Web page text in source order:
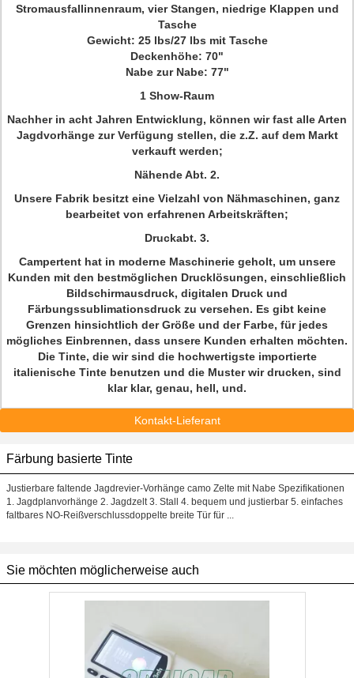
Stromausfallinnenraum, vier Stangen, niedrige Klappen und
Tasche
Gewicht: 25 lbs/27 lbs mit Tasche
Deckenhöhe: 70"
Nabe zur Nabe: 77"
1 Show-Raum
Nachher in acht Jahren Entwicklung, können wir fast alle Arten
Jagdvorhänge zur Verfügung stellen, die z.Z. auf dem Markt
verkauft werden;
Nähende Abt. 2.
Unsere Fabrik besitzt eine Vielzahl von Nähmaschinen, ganz
bearbeitet von erfahrenen Arbeitskräften;
Druckabt. 3.
Campertent hat in moderne Maschinerie geholt, um unsere
Kunden mit den bestmöglichen Drucklösungen, einschließlich
Bildschirmausdruck, digitalen Druck und
Färbungssublimationsdruck zu versehen. Es gibt keine
Grenzen hinsichtlich der Größe und der Farbe, für jedes
mögliches Einbrennen, dass unsere Kunden erhalten möchten.
Die Tinte, die wir sind die hochwertigste importierte
italienische Tinte benutzen und die Muster wir drucken, sind
klar klar, genau, hell, und.
Kontakt-Lieferant
Färbung basierte Tinte
Justierbare faltende Jagdrevier-Vorhänge camo Zelte mit Nabe Spezifikationen
1. Jagdplanvorhänge 2. Jagdzelt 3. Stall 4. bequem und justierbar 5. einfaches
faltbares NO-Reißverschlussdoppelte breite Tür für ...
Sie möchten möglicherweise auch